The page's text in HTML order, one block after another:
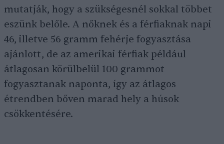
mutatják, hogy a szükségesnél sokkal többet
eszünk belőle. A nőknek és a férfiaknak napi
46, illetve 56 gramm fehérje fogyasztása
ajánlott, de az amerikai férfiak például
átlagosan körülbelül 100 grammot
fogyasztanak naponta, így az átlagos
étrendben bőven marad hely a húsok
csökkentésére.